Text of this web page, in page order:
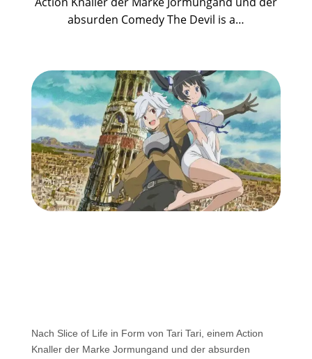
absurden Comedy The Devil is a…
Nach Slice of Life in Form von Tari Tari, einem Action
Knaller der Marke Jormungand und der absurden